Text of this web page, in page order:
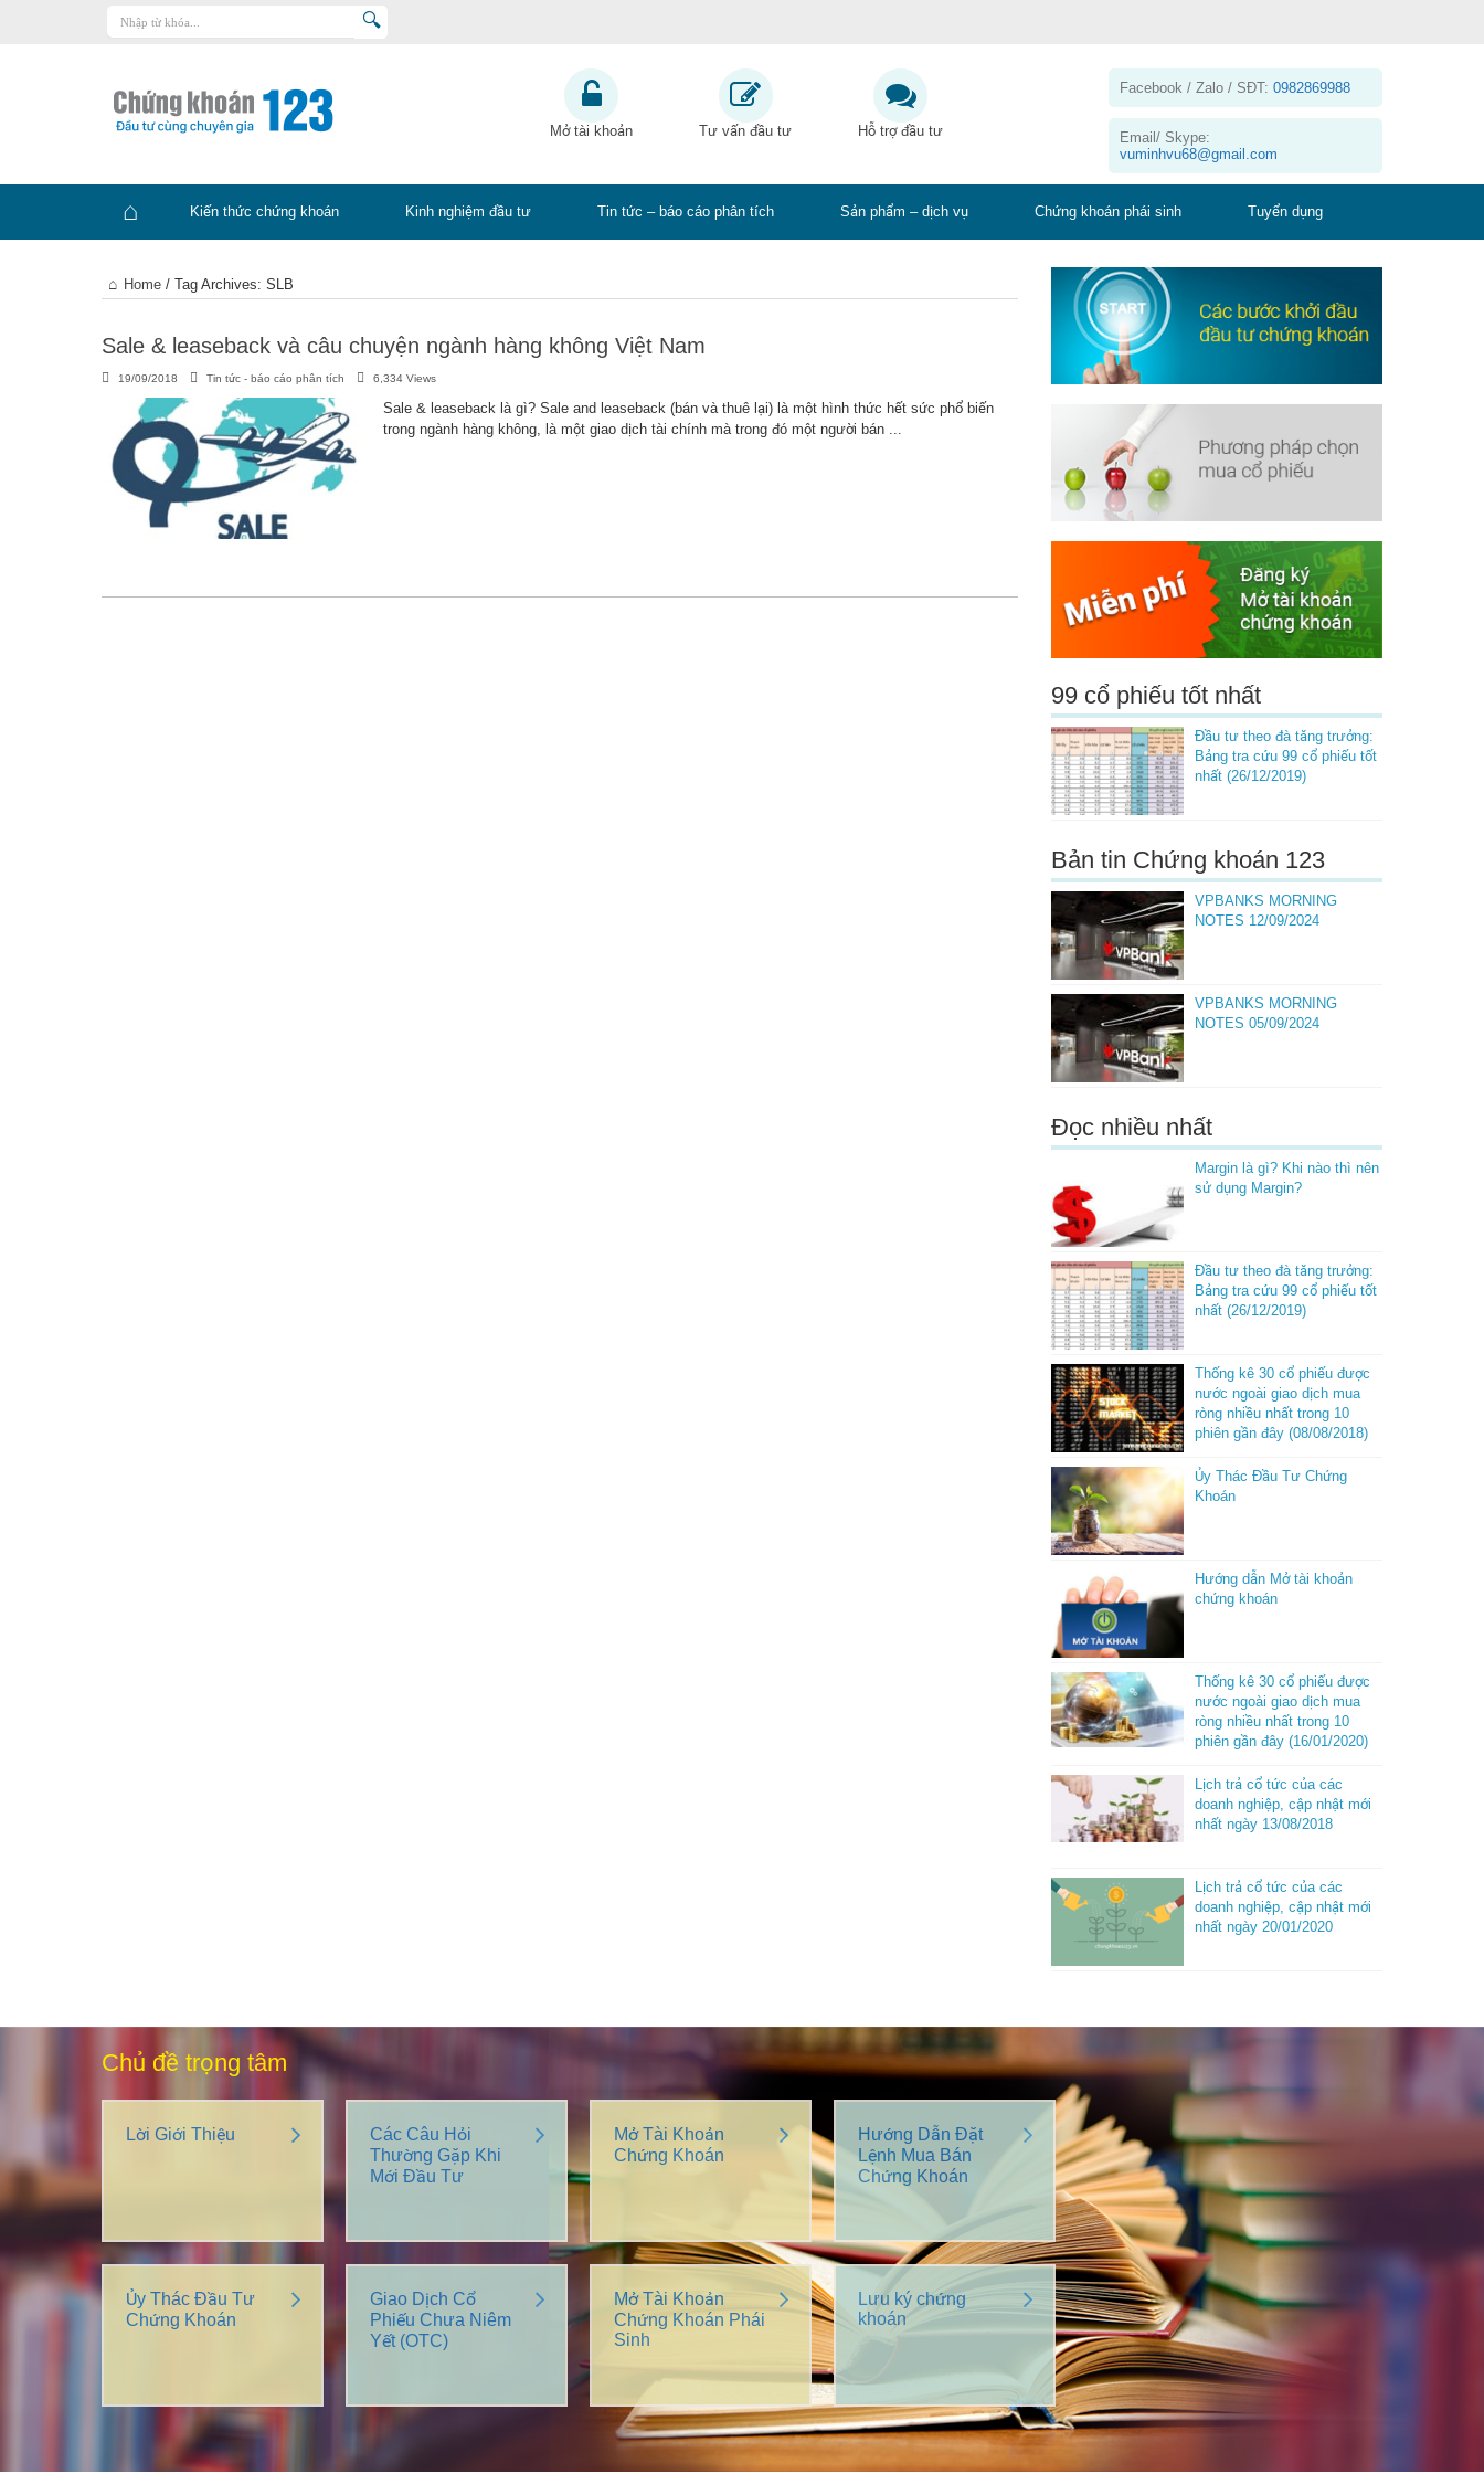
Trang chủ
Kiến thức chứng khoán
Tin tức – báo cáo phân tích
Sản phẩm – dịch vụ
Mở tài khoản Tư vấn đầu tư Hỗ trợ đầu tư
Facebook / Zalo / SĐT: 0982869988
Email/ Skype:
vuminhvu68@gmail.com
Trang
chủ
Kiến thức chứng khoán Kinh nghiệm đầu tư Tin tức – báo cáo phân tích Sản phẩm – dịch vụ Chứng khoán phái sinh Tuyển dụng
Home / Tag Archives: SLB
Sale & leaseback và câu chuyện ngành hàng không Việt Nam
19/09/2018 Tin tức - báo cáo phân tích 6,334 Views
Sale & leaseback là gì? Sale and leaseback (bán và thuê lại) là một hình thức hết sức phổ biến
trong ngành hàng không, là một giao dịch tài chính mà trong đó một người bán ...
99 cổ phiếu tốt nhất
Đầu tư theo đà tăng trưởng:
Bảng tra cứu 99 cổ phiếu tốt
nhất (26/12/2019)
Bản tin Chứng khoán 123
VPBANKS MORNING
NOTES 12/09/2024
VPBANKS MORNING
NOTES 05/09/2024
Đọc nhiều nhất
Margin là gì? Khi nào thì nên
sử dụng Margin?
Đầu tư theo đà tăng trưởng:
Bảng tra cứu 99 cổ phiếu tốt
nhất (26/12/2019)
Thống kê 30 cổ phiếu được
nước ngoài giao dịch mua
ròng nhiều nhất trong 10
phiên gần đây (08/08/2018)
Ủy Thác Đầu Tư Chứng
Khoán
Hướng dẫn Mở tài khoản
chứng khoán
Thống kê 30 cổ phiếu được
nước ngoài giao dịch mua
ròng nhiều nhất trong 10
phiên gần đây (16/01/2020)
Lịch trả cổ tức của các
doanh nghiệp, cập nhật mới
nhất ngày 13/08/2018
Lịch trả cổ tức của các
doanh nghiệp, cập nhật mới
nhất ngày 20/01/2020
Chủ đề trọng tâm
Lời Giới Thiệu
Các Câu Hỏi
Thường Gặp Khi
Mới Đầu Tư
Mở Tài Khoản
Chứng Khoán
Hướng Dẫn Đặt
Lệnh Mua Bán
Chứng Khoán
Ủy Thác Đầu Tư
Chứng Khoán
Giao Dịch Cổ
Phiếu Chưa Niêm
Yết (OTC)
Mở Tài Khoản
Chứng Khoán Phái
Sinh
Lưu ký chứng
khoán